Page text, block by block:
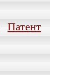
Патент